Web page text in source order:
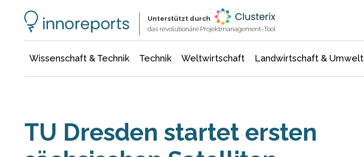
Unterstützt durch
das revolutionäre Projektmanagement-Tool
Wissenschaft & Technik Technik Weltwirtschaft Landwirtschaft & Umwelt
TU Dresden startet ersten